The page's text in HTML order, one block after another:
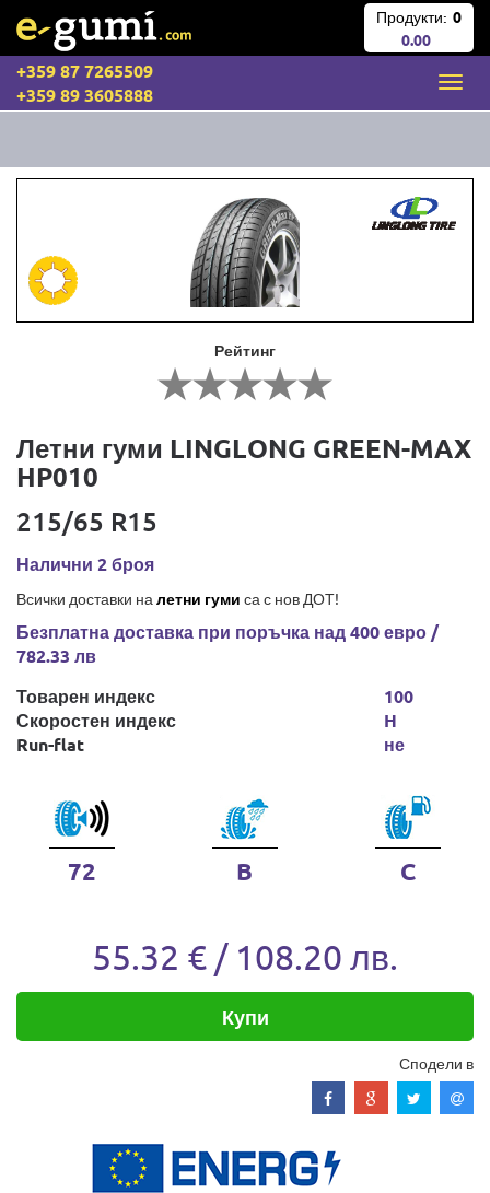
Продукти: 0
0.00
+359 87 7265509
+359 89 3605888
Рейтинг
Летни гуми LINGLONG GREEN-MAX
HP010
215/65 R15
Налични 2 броя
Всички доставки на летни гуми са с нов ДОТ!
Безплатна доставка при поръчка над 400 евро /
782.33 лв
Товарен индекс
Скоростен индекс
Run-flat
100
H
не
72 B C
55.32 € / 108.20 лв.
Купи
Сподели в